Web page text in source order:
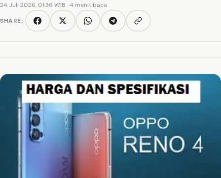
24 Juli 2026, 01:36 WIB · 4 menit baca
SHARE:
FacebookTwitter/XWhatsAppTelegramCopy link